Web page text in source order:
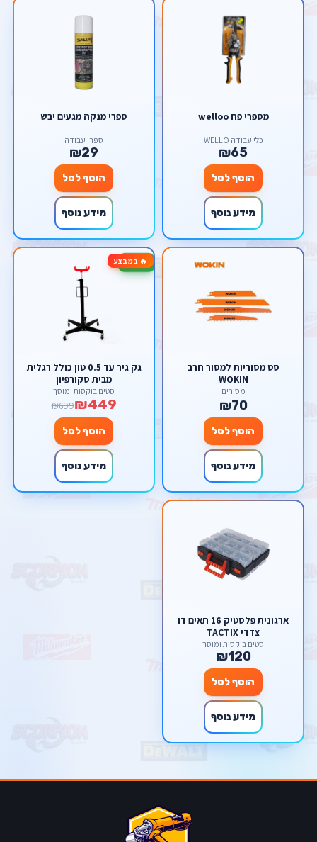
מספרי פח welloo
כלי עבודה WELLO
₪65
הוסף לסל
מידע נוסף
ספרי מנקה מגעים יבש
ספרי עבודה
₪29
הוסף לסל
מידע נוסף
סט מסוריות למסור חרב
WOKIN
מסורים
₪70
הוסף לסל
מידע נוסף
🔥 במבצע-36%
גק גיר עד 0.5 טון כולל רגלית
מבית סקורפיון
סטים בוקסות ומוסך
₪449
₪699
הוסף לסל
מידע נוסף
ארגונית פלסטיק 16 תאים דו
צדדי TACTIX
סטים בוקסות ומוסך
₪120
הוסף לסל
מידע נוסף